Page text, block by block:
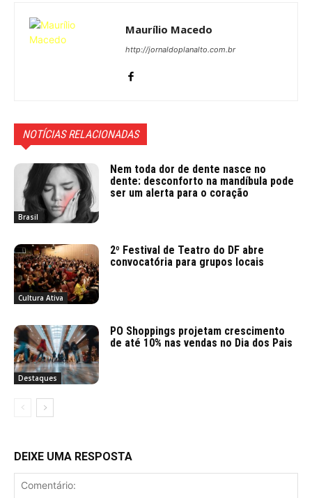
Maurílio Macedo
http://jornaldoplanalto.com.br
NOTÍCIAS RELACIONADAS
Brasil
Nem toda dor de dente nasce no
dente: desconforto na mandíbula pode
ser um alerta para o coração
Cultura Ativa
2º Festival de Teatro do DF abre
convocatória para grupos locais
Destaques
PO Shoppings projetam crescimento
de até 10% nas vendas no Dia dos Pais
DEIXE UMA RESPOSTA